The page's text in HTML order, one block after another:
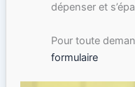
dépenser et
Pour toute
formulaire